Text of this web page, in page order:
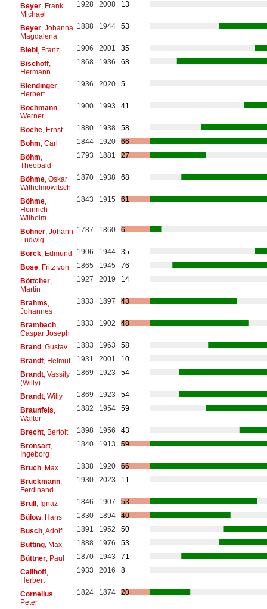
Beyer, Frank
Michael
1928 2008 13
Beyer, Johanna
Magdalena
1888 1944 53
Biebl, Franz 1906 2001
35
Bischoff,
Hermann
1868 1936 68
Blendinger,
Herbert
1936 2020 5
Bochmann,
Werner
1900 1993 41
Boehe, Ernst 1880 1938
58
Bohm , Carl 1844 1920
66
Böhm
Theobald
1793 1881 27
Böhme, Oskar
Wilhelmowitsch
1870 1938 68
Böhme,
Heinrich
Wilhelm
1843 1915 61
Böhner, Johann
Ludwig
1787 1860 6
Borck, Edmund 1906 1944
35
Bose, Fritz von 1865 1945
76
Böttcher,
Martin
1927 2019 14
Brahms
Johannes
1833 1897 43
Brambach,
Caspar Joseph
1833 1902 48
Brand, Gustav 1883 1963
58
Brandt, Helmut 1931 2001
10
Brandt, Vassily
(Willy)
1869 1923 54
Brandt, Willy 1869 1923
54
Braunfels
Walter
1882 1954 59
Brecht, Bertolt 1898 1956
43
Bronsart,
Ingeborg
1840 1913 59
Bruch, Max 1838 1920
66
Bruckmann,
Ferdinand
1930 2023 11
Brüll, Ignaz 1846 1907
53
Bülow, Hans 1830 1894
40
Busch, Adolf 1891 1952
50
Butting, Max 1888 1976
53
Büttner, Paul 1870 1943
71
Callhoff,
Herbert
1933 2016 8
Cornelius
Peter
1824 1874 20